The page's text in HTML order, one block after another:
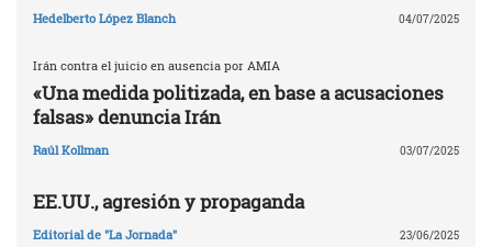
Hedelberto López Blanch 04/07/2025
Irán contra el juicio en ausencia por AMIA
«Una medida politizada, en base a acusaciones
falsas» denuncia Irán
Raúl Kollman 03/07/2025
EE.UU., agresión y propaganda
Editorial de "La Jornada" 23/06/2025